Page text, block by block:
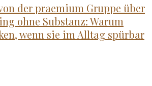
der praemium Gruppe über
ohne Substanz: Warum
wenn sie im Alltag spürbar